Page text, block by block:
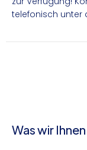
telefonisch unter
Was wir